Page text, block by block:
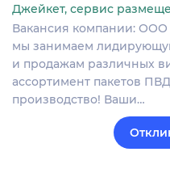
Джейкет, сервис
Вакансия компании:
мы занимаем
и продажам различных
ассортимент пакетов
производство! Ваши…